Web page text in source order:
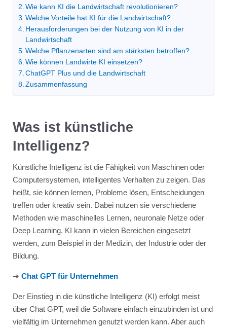
Wie kann KI die Landwirtschaft revolutionieren?
Welche Vorteile hat KI für die Landwirtschaft?
Herausforderungen bei der Nutzung von KI in der
Landwirtschaft
Welche Pflanzenarten sind am stärksten betroffen?
Wie können Landwirte KI einsetzen?
ChatGPT Plus und die Landwirtschaft
Zusammenfassung
Was ist künstliche
Intelligenz?
Künstliche Intelligenz ist die Fähigkeit von Maschinen oder
Computersystemen, intelligentes Verhalten zu zeigen. Das
heißt, sie können lernen, Probleme lösen, Entscheidungen
treffen oder kreativ sein. Dabei nutzen sie verschiedene
Methoden wie maschinelles Lernen, neuronale Netze oder
Deep Learning. KI kann in vielen Bereichen eingesetzt
werden, zum Beispiel in der Medizin, der Industrie oder der
Bildung.
➔ Chat GPT für Unternehmen
Der Einstieg in die künstliche Intelligenz (KI) erfolgt meist
über Chat GPT, weil die Software einfach einzubinden ist und
vielfältig im Unternehmen genutzt werden kann. Aber auch